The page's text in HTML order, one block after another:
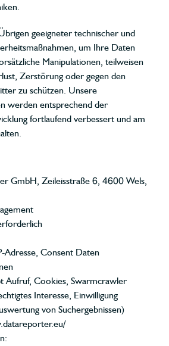
geeigneter technischer und
um Ihre Daten
Manipulationen, teilweisen
Zerstörung oder gegen den
zu schützen. Unsere
werden entsprechend der
fortlaufend verbessert und am
GmbH, Zeileisstraße 6, 4600 Wels,
Adresse, Consent Daten
Aufruf, Cookies, Swarmcrawler
Interesse, Einwilligung
von Suchergebnissen)